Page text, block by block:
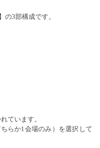
3部構成です。
ています。
らか1会場のみ）を選択して